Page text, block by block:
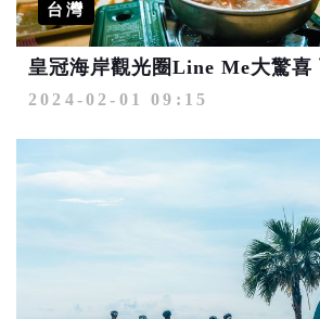
台灣
2024-02-01 09:15